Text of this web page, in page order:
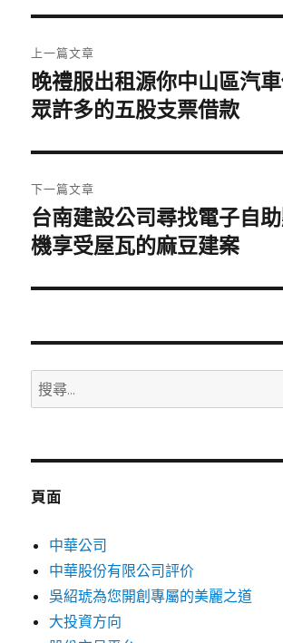
章
導
覽
上一篇文章
上
一
文
章:
晚禮服出租源你中山區汽
眾許多的五股支票借款
下一篇文章
下
一
文
台南建設公司尋找電子自
機享受屋瓦的麻豆建案
搜
尋
鍵
頁面
中華公司
中華股份有限公司評价
吳紹琥為您開創專屬的美麗之道
大投資方向